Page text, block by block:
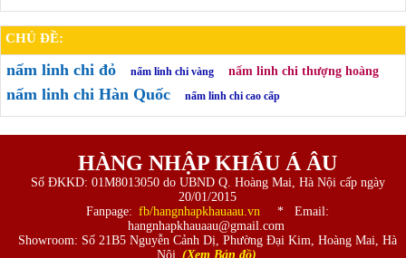
CHỦ ĐỀ:
nấm linh chi đỏ nấm linh chi vàng nấm linh chi thượng hoàng
nấm linh chi Hàn Quốc nấm linh chi cao cấp
HÀNG NHẬP KHẨU Á ÂU
Số ĐKKD: 01M8013050 do UBND Q. Hoàng Mai, Hà Nội cấp ngày
20/01/2015
Fanpage: fb/hangnhapkhauaau.vn
* Email:
hangnhapkhauaau@gmail.com
Showroom: Số 21B5 Nguyễn Cảnh Dị, Phường Đại Kim, Hoàng Mai, Hà
Nội (Xem Bản đồ)